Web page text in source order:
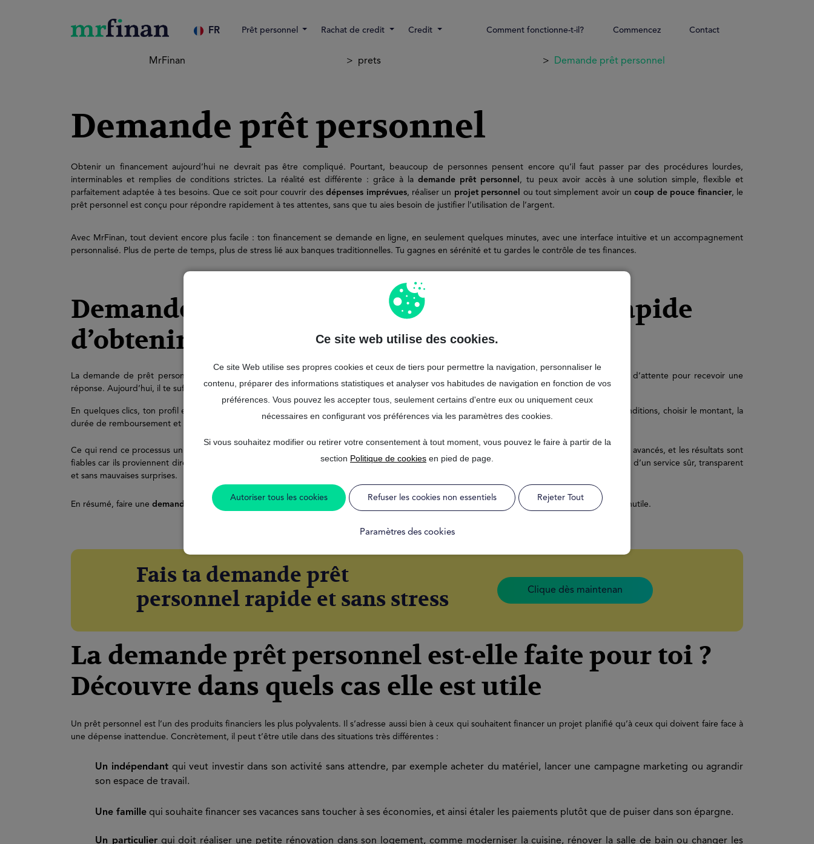
Ce site web utilise des cookies.
Ce site Web utilise ses propres cookies et ceux de tiers pour permettre la navigation, personnaliser le
contenu, préparer des informations statistiques et analyser vos habitudes de navigation en fonction de vos
préférences. Vous pouvez les accepter tous, seulement certains d'entre eux ou uniquement ceux
nécessaires en configurant vos préférences via les paramètres des cookies.
Si vous souhaitez modifier ou retirer votre consentement à tout moment, vous pouvez le faire à partir de la
section Politique de cookies en pied de page.
Autoriser tous les cookies Refuser les cookies non essentiels Rejeter Tout
Paramètres des cookies
FR Prêt personnel Rachat de credit Credit Contact
Commencez
Comment fonctionne-t-il?
MrFinan prets Demande prêt personnel
Demande prêt personnel
Obtenir un financement aujourd’hui ne devrait pas être compliqué. Pourtant, beaucoup de personnes pensent encore qu’il faut passer par des procédures lourdes,
interminables et remplies de conditions strictes. La réalité est différente : grâce à lademande prêt personnel , tu peux avoir accès à une solution simple, flexible et
parfaitement adaptée à tes besoins. Que ce soit pour couvrir desdépenses imprévues, réaliser un projet personnel ou tout simplement avoir uncoup de pouce financier, le
prêt personnel est conçu pour répondre rapidement à tes attentes, sans que tu aies besoin de justifier l’utilisation de l’argent.
Avec MrFinan, tout devient encore plus facile : ton financement se demande en ligne, en seulement quelques minutes, avec une interface intuitive et un accompagnement
personnalisé. Plus de perte de temps, plus de stress lié aux banques traditionnelles. Tu gagnes en sérénité et tu gardes le contrôle de tes finances.
Demande prêt personnel : la façon la plus rapide
d’obtenir de la liquidité sans paperasse
La demande de prêt personnel n’a jamais été aussi simple. Oublie les rendez-vous en agence, les formulaires interminables et les semaines d’attente pour recevoir une
réponse. Aujourd’hui, il te suffit d’unordinateurou même de tonmobilepour soumettre ta demande.
En quelques clics, ton profil est analysé et tu accèdes immédiatement à une sélection d’offres adaptées à ta situation. Tu peux comparer les conditions, choisir le montant, la
durée de remboursement et obtenir une estimation claire de tes mensualités. Tout cela sans sortir de chez toi.
Ce qui rend ce processus unique avec MrFinan, c’est la combinaison entre
. Tes données sont protégées par des protocoles avancés, et les résultats sont
fiables car ils proviennent directement des partenaires financiers les plus sérieux du marché. Ainsi, tu gagnes du temps tout en ayant la garantie d’un service sûr, transparent
et sans mauvaises surprises.
En résumé, faire une demande prêt personnel en ligne, c’est accéder à de la liquidité rapidement, de façon 100% digitale et sans aucun papier inutile.
Fais ta demande prêt
personnel rapide et sans stress
Clique dès maintenan
La demande prêt personnel est-elle faite pour toi ?
Découvre dans quels cas elle est utile
Un prêt personnel est l’un des produits financiers les plus polyvalents. Il s’adresse aussi bien à ceux qui souhaitent financer un projet planifié qu’à ceux qui doivent faire face à
une dépense inattendue. Concrètement, il peut t’être utile dans des situations très différentes :
Un indépendant qui veut investir dans son activité sans attendre, par exemple acheter du matériel, lancer une campagne marketing ou agrandir
son espace de travail.
Une famille qui souhaite financer ses vacances sans toucher à ses économies, et ainsi étaler les paiements plutôt que de puiser dans son épargne.
Un particulierqui doit réaliser une petite rénovation dans son logement, comme moderniser la cuisine, rénover la salle de bain ou changer les